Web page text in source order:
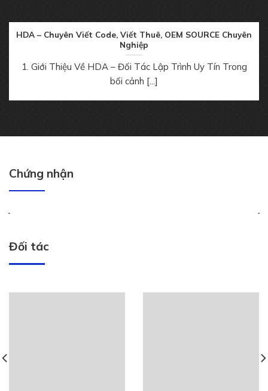
HDA – Chuyên Viết Code, Viết Thuê, OEM SOURCE Chuyên
Nghiệp
1. Giới Thiệu Về HDA – Đối Tác Lập Trình Uy Tín Trong
bối cảnh [...]
Chứng nhận
Đối tác